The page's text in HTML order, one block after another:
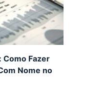
Como Fazer
Nome no